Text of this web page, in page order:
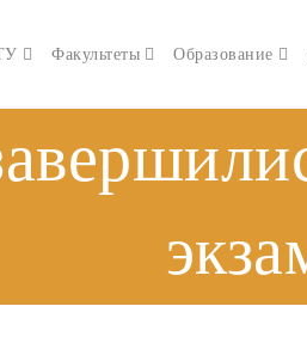
Факультеты Образование